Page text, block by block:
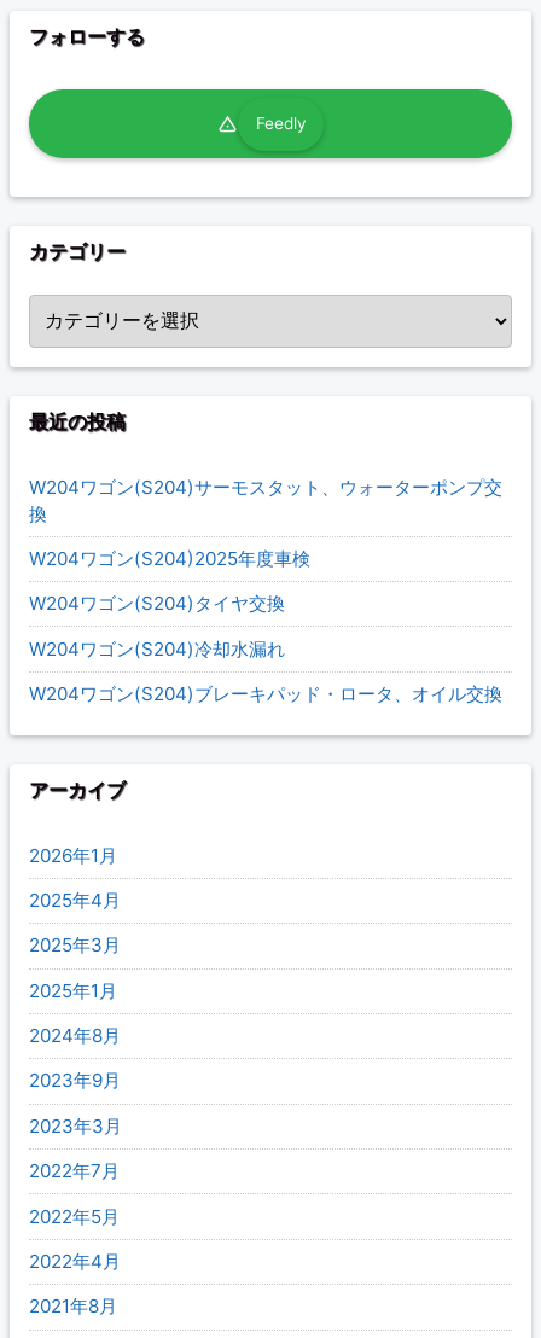
フォローする
Feedly
カテゴリー
カテゴリー
最近の投稿
W204ワゴン(S204)サーモスタット、ウォーターポンプ交
換
W204ワゴン(S204)2025年度車検
W204ワゴン(S204)タイヤ交換
W204ワゴン(S204)冷却水漏れ
W204ワゴン(S204)ブレーキパッド・ロータ、オイル交換
アーカイブ
2026年1月
2025年4月
2025年3月
2025年1月
2024年8月
2023年9月
2023年3月
2022年7月
2022年5月
2022年4月
2021年8月